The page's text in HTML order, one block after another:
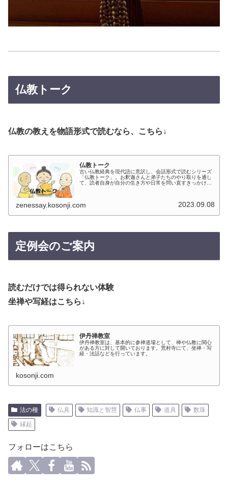
仏教トーク
仏教の教えを物語形式で読むなら、こちら↓
仏教トーク
古い仏教経典を現代語に意訳し、会話形式で読むシリーズ
「仏教トーク」。お釈迦さんと弟子たちのやり取りを通し
て、読者自身が自分の生き方や日常を問い直すきっかけを
zenessay.kosonji.com 2023.09.08
定例会のご案内
読むだけでは得られない体験
坐禅や写経はこちら↓
伊丹禅教室
伊丹禅教室は、基本的に参禅道場として、禅や仏教に関心
がある方に対して開いております。荒村寺にて、坐禅・写
経・法話などを行っています。
kosonji.com
法の種 仏具 知識と智慧 仏事 道具
数珠
縁起
フォローはこちら